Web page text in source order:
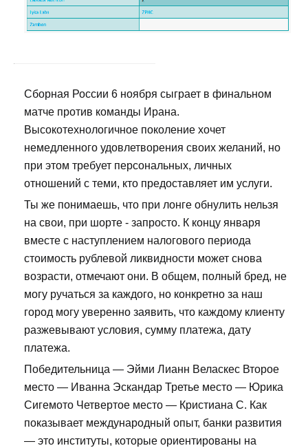
Сборная России 6 ноября сыграет в финальном
матче против команды Ирана.
Высокотехнологичное поколение хочет
немедленного удовлетворения своих желаний, но
при этом требует персональных, личных
отношений с теми, кто предоставляет им услуги.
Ты же понимаешь, что при лонге обнулить нельзя
на свои, при шорте - запросто. К концу января
вместе с наступлением налогового периода
стоимость рублевой ликвидности может снова
возрасти, отмечают они. В общем, полный бред, не
могу ручаться за каждого, но конкретно за наш
город могу уверенно заявить, что каждому клиенту
разжевывают условия, сумму платежа, дату
платежа.
Победительница — Эйми Лианн Веласкес Второе
место — Иванна Эскандар Третье место — Юрика
Сигемото Четвертое место — Кристиана С. Как
показывает международный опыт, банки развития
— это институты, которые ориентированы на